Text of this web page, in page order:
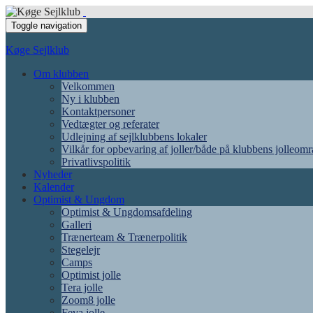
Toggle navigation
Køge Sejlklub
Om klubben
Velkommen
Ny i klubben
Kontaktpersoner
Vedtægter og referater
Udlejning af sejlklubbens lokaler
Vilkår for opbevaring af joller/både på klubbens
Privatlivspolitik
Nyheder
Kalender
Optimist & Ungdom
Optimist & Ungdomsafdeling
Galleri
Trænerteam & Trænerpolitik
Stegelejr
Camps
Optimist jolle
Tera jolle
Zoom8 jolle